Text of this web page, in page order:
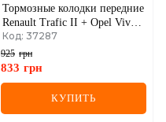
Тормозные колодки передние
Renault Trafic II + Opel Vivaro
A 01->14
Код: 37287
925 грн
833 грн
КУПИТЬ